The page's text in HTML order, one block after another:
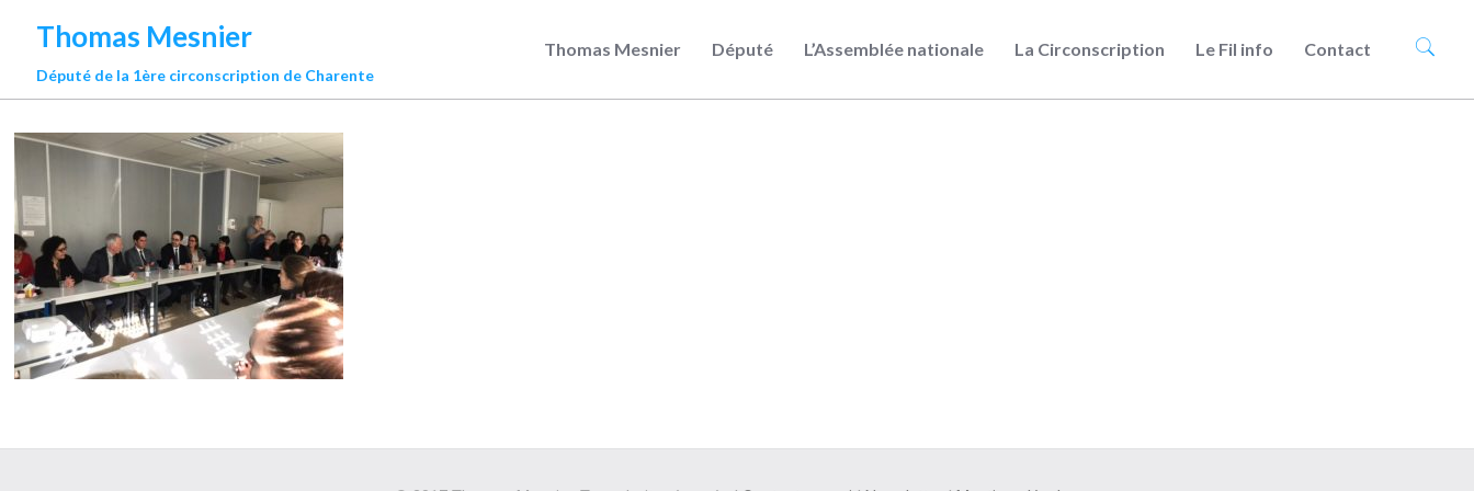
Thomas Mesnier
Député de la 1ère circonscription de Charente
Thomas Mesnier Député L’Assemblée nationale La Circonscription Le Fil info Contact